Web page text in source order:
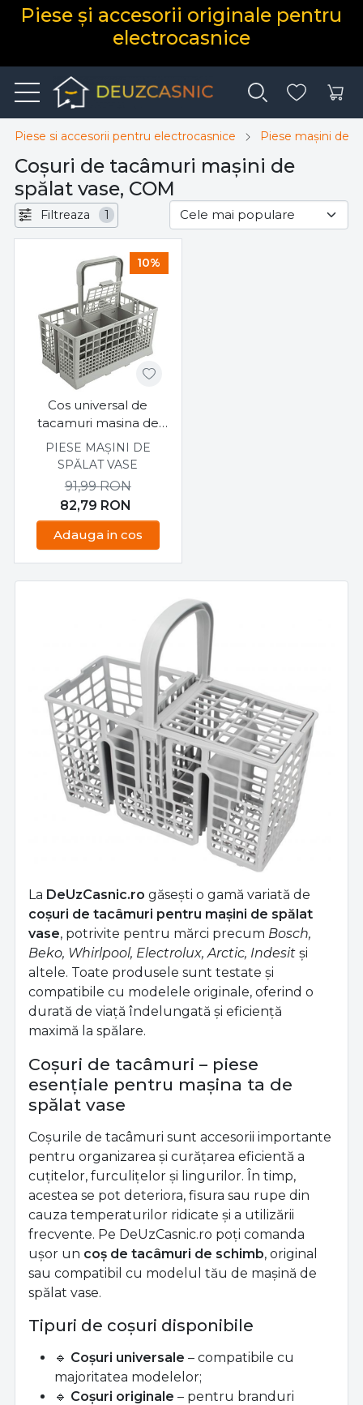
Piese și accesorii originale pentru
electrocasnice
Piese si accesorii pentru electrocasnice Piese mașini de
Coșuri de tacâmuri mașini de
spălat vase, COM
Filtreaza 1
10%
Cos universal de
tacamuri masina de
spalat vase
PIESE MAȘINI DE
SPĂLAT VASE
82,79 RON
91,99RON
Adauga in cos
La DeUzCasnic.ro găsești o gamă variată de
coșuri de tacâmuri pentru mașini de spălat
vase, potrivite pentru mărci precum Bosch,
Beko, Whirlpool, Electrolux, Arctic, Indesit și
altele. Toate produsele sunt testate și
compatibile cu modelele originale, oferind o
durată de viață îndelungată și eficiență
maximă la spălare.
Coșuri de tacâmuri – piese
esențiale pentru mașina ta de
spălat vase
Coșurile de tacâmuri sunt accesorii importante
pentru organizarea și curățarea eficientă a
cuțitelor, furculițelor și lingurilor. În timp,
acestea se pot deteriora, fisura sau rupe din
cauza temperaturilor ridicate și a utilizării
frecvente. Pe DeUzCasnic.ro poți comanda
ușor un coș de tacâmuri de schimb, original
sau compatibil cu modelul tău de mașină de
spălat vase.
Tipuri de coșuri disponibile
🔹 Coșuri universale – compatibile cu
majoritatea modelelor;
🔹 Coșuri originale – pentru branduri